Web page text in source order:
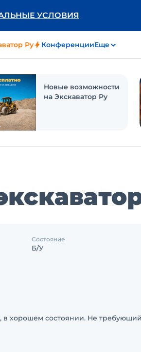
УСЛОВИЯ
Ру КонференцииЕще
Новые возможности
на Экскаватор Ру
Состояние
Б/У
в хорошем состоянии. Не